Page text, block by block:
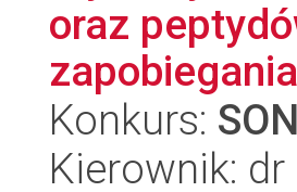
oraz
Konkurs:
Kierownik: